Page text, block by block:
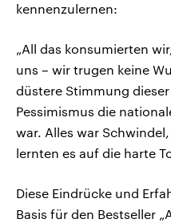
kennenzulernen:
„All das konsumierten
uns – wir trugen keine
düstere Stimmung
Pessimismus die
war. Alles war
lernten es auf die harte
Diese Eindrücke und
Basis für den Bestseller